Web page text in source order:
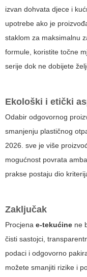
izvan dohvata djece i
upotrebe ako je
staklom za maksimalnu
formule, koristite točne
serije dok ne dobijete
Ekološki i etički
Odabir odgovornog
smanjenju plastičnog
2026. sve je više
mogućnost povrata
prakse postaju dio
Zaključak
Procjena e-tekućine ne
čisti sastojci,
podaci i odgovorno
možete smanjiti rizike i